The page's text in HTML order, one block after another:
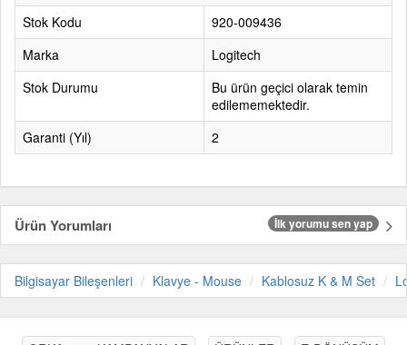
Stok Kodu
920-009436
Marka
Logitech
Stok Durumu
Bu ürün geçici olarak temin
edilememektedir.
Garanti (Yıl)
2
Ürün Yorumları İlk yorumu sen yap
Bilgisayar Bileşenleri Klavye - Mouse Kablosuz K & M Set